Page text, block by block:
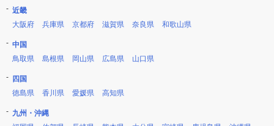
近畿
大阪府
兵庫県 京都府 滋賀県 奈良県 和歌山県
中国
鳥取県
島根県 岡山県 広島県 山口県
四国
徳島県
香川県 愛媛県 高知県
九州・沖縄